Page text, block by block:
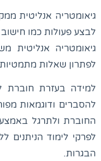
גיאומטריה אנליטית
לבצע פעולות כמו
גיאומטריה אנליטית
לפתרון שאלות
למידה בעזרת חוברת
להסברים ודוגמאות
החוברת ולתרגל
לפרקי לימוד
הבגרות.